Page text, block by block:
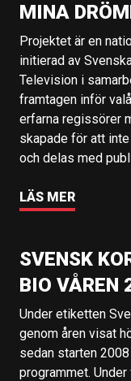
MINA
Projektet är en
initierad av
Television i
framtagen inför
erfarna regissörer
skapade för att
och delas med
LÄS MER
SVENSK
BIO VÅREN
Under etiketten
genom åren visat
sedan starten
programmet.